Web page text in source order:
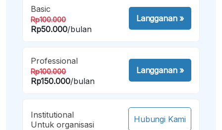
Basic
Rp100.000
Rp50.000/bulan
Langganan»
Professional
Rp100.000
Rp150.000/bulan
Langganan»
Institutional
Untuk organisasi
Hubungi Kami